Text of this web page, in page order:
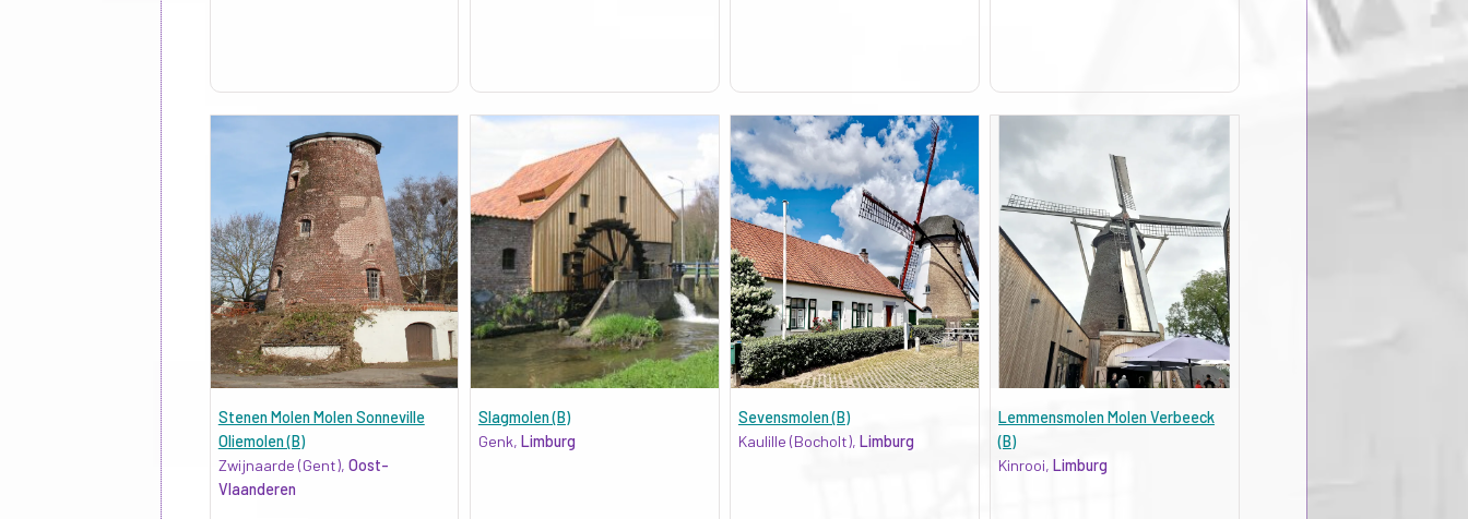
Stenen Molen Molen Sonneville
Oliemolen (B)
Zwijnaarde (Gent), Oost-
Vlaanderen
Slagmolen (B)
Genk, Limburg
Sevensmolen (B)
Kaulille (Bocholt), Limburg
Lemmensmolen Molen Verbeeck
(B)
Kinrooi, Limburg